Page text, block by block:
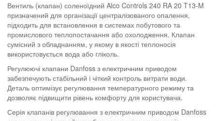
Вентиль (клапан) соленоїдний Alco Controls 240 RA 20 T13-M
призначений для організації централізованого опалення,
підходить для встановлення в системах побутового та
промислового теплопостачання або охолодження. Клапан
сумісний з обладнанням, у якому в якості теплоносія
використовується вода або гліколь.
Регулюючі клапани Danfoss з електричним приводом
забезпечують стабільний і чіткий контроль витрати води.
Деталь оптимізує регулювання температурного режиму та
дозволяє підвищити рівень комфорту для користувача.
Серія клапанів регулювання з електричним приводом Danfoss